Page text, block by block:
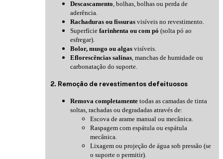
Descascamento , bolhas, bolhas ou perda de
aderência.
Rachaduras ou fissuras visíveis no revestimento.
Superfície farinhenta ou com pó (solta pó ao
esfregar).
Bolor, musgo ou algas visíveis.
Eflorescências salinas , manchas de humidade ou
carbonatação do suporte.
2. Remoção de revestimentos defeituosos
Remova completamente todas as camadas de tinta
soltas, rachadas ou degradadas através de:
Escova de arame manual ou mecânica.
Raspagem com espátula ou espátula
mecânica.
Lixagem ou projeção de água sob pressão (se
o suporte o permitir).